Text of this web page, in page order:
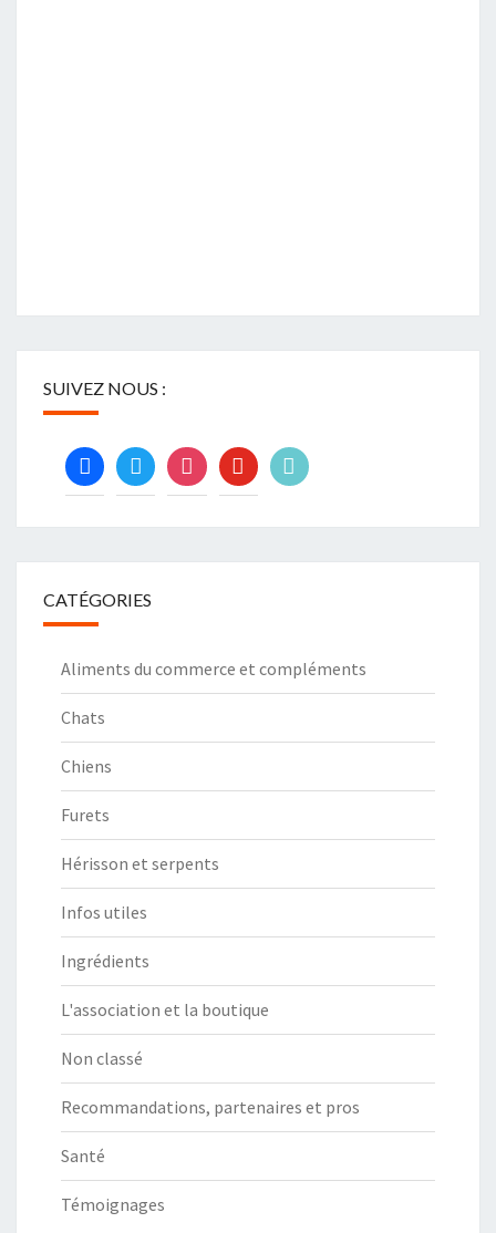
SUIVEZ NOUS :
facebooktwitterinstagramyoutubetiktok
CATÉGORIES
Aliments du commerce et compléments
Chats
Chiens
Furets
Hérisson et serpents
Infos utiles
Ingrédients
L'association et la boutique
Non classé
Recommandations, partenaires et pros
Santé
Témoignages